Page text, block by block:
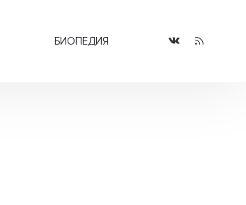
БИОПЕДИЯ